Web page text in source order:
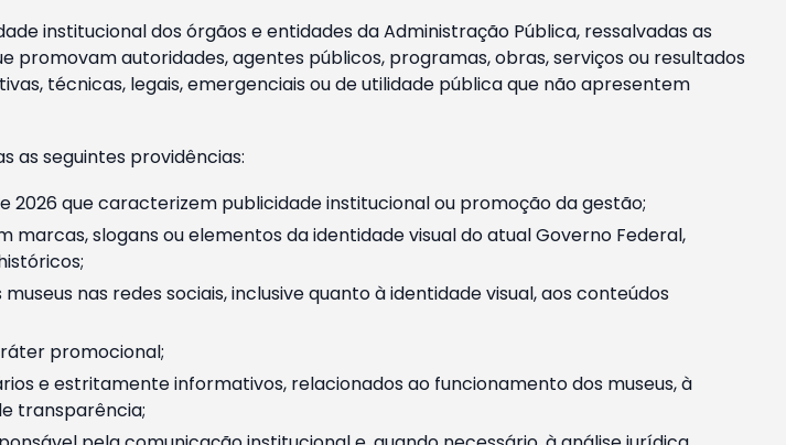
institucional dos órgãos e entidades da Administração Pública, ressalvadas as
autoridades, agentes públicos, programas, obras, serviços ou resultados
técnicas, legais, emergenciais ou de utilidade pública que não apresentem
as seguintes providências:
que caracterizem publicidade institucional ou promoção da gestão;
slogans ou elementos da identidade visual do atual Governo Federal,
nas redes sociais, inclusive quanto à identidade visual, aos conteúdos
promocional;
e estritamente informativos, relacionados ao funcionamento dos museus, à
transparência;